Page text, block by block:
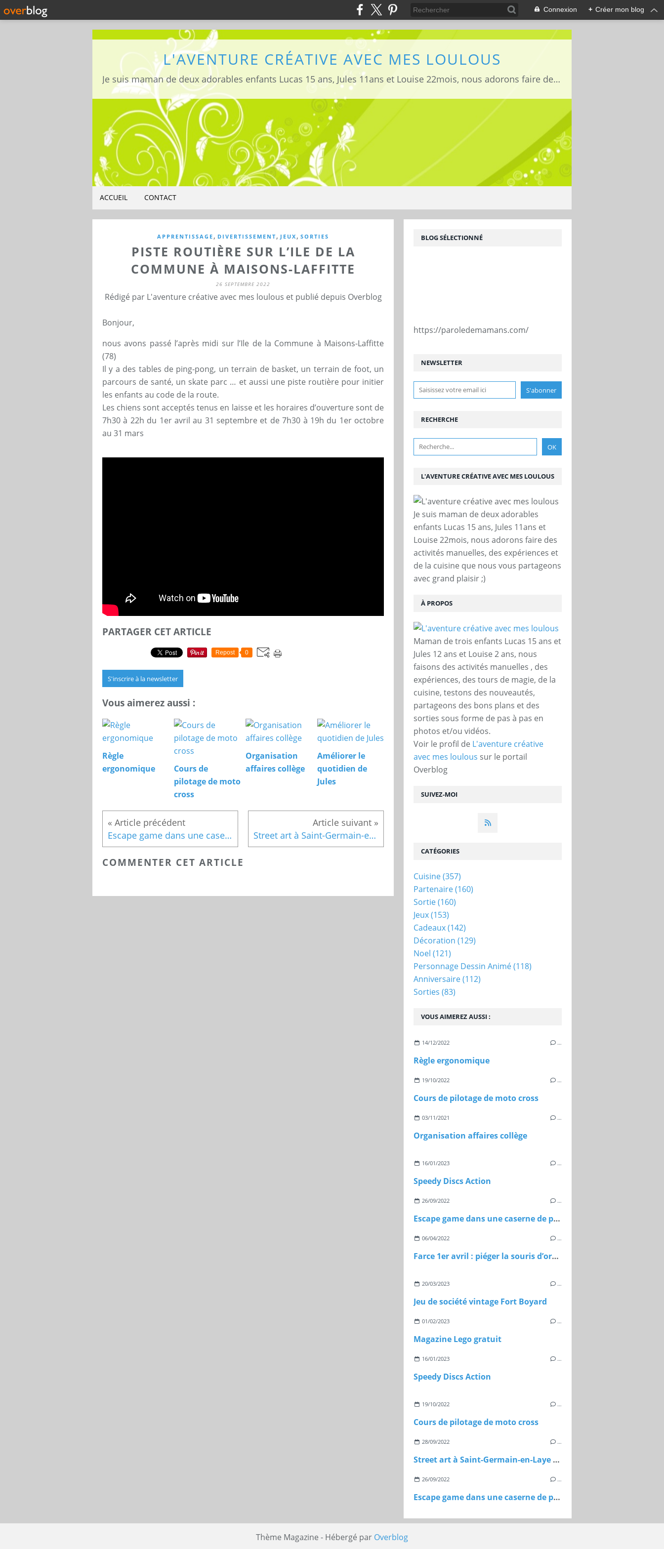
Connexion + Créer mon blog
L'AVENTURE CRÉATIVE AVEC MES LOULOUS
Je suis maman de deux adorables enfants Lucas 15 ans, Jules 11ans et Louise 22mois, nous adorons faire des activités manuelles, des expériences et de la cuisine que nous vous partageons avec grand plaisir ;)
ACCUEIL CONTACT
APPRENTISSAGE , DIVERTISSEMENT, JEUX , SORTIES
PISTE ROUTIÈRE SUR L’ILE DE LA
COMMUNE À MAISONS-LAFFITTE
26 SEPTEMBRE 2022
Rédigé par L'aventure créative avec mes loulous et publié depuis Overblog
Bonjour,
nous avons passé l’après midi sur l’Ile de la Commune à Maisons-Laffitte
(78)
Il y a des tables de ping-pong, un terrain de basket, un terrain de foot, un
parcours de santé, un skate parc … et aussi une piste routière pour initier
les enfants au code de la route.
Les chiens sont acceptés tenus en laisse et les horaires d’ouverture sont de
7h30 à 22h du 1er avril au 31 septembre et de 7h30 à 19h du 1er octobre
au 31 mars
PARTAGER CET ARTICLE
Repost 0
S'inscrire à la newsletter
Vous aimerez aussi :
Règle
ergonomique
Cours de
pilotage de moto
cross
Organisation
affaires collège
Améliorer le
quotidien de
Jules
Escape game dans une caserne de pompiers Street art à Saint-Germain-en-Laye (78)
COMMENTER CET ARTICLE
NEWSLETTER
SUIVEZ-MOI
RECHERCHE
L'AVENTURE CRÉATIVE AVEC MES LOULOUS
Je suis maman de deux adorables
enfants Lucas 15 ans, Jules 11ans et
Louise 22mois, nous adorons faire des
activités manuelles, des expériences et
de la cuisine que nous vous partageons
avec grand plaisir ;)
À PROPOS
Maman de trois enfants Lucas 15 ans et
Jules 12 ans et Louise 2 ans, nous
faisons des activités manuelles , des
expériences, des tours de magie, de la
cuisine, testons des nouveautés,
partageons des bons plans et des
sorties sous forme de pas à pas en
photos et/ou vidéos.
Voir le profil de L'aventure créative
avec mes loulous sur le portail
Overblog
VOUS AIMEREZ AUSSI :
14/12/2022 …
Règle ergonomique
19/10/2022 …
Cours de pilotage de moto cross
03/11/2021 …
Organisation affaires collège
16/01/2023 …
Speedy Discs Action
26/09/2022 …
Escape game dans une caserne de pompiers
06/04/2022 …
Farce 1er avril : piéger la souris d’ordinateur
20/03/2023 …
Jeu de société vintage Fort Boyard
01/02/2023 …
Magazine Lego gratuit
16/01/2023 …
Speedy Discs Action
19/10/2022 …
Cours de pilotage de moto cross
28/09/2022 …
Street art à Saint-Germain-en-Laye (78)
26/09/2022 …
Escape game dans une caserne de pompiers
CATÉGORIES
Cuisine(357)
Partenaire(160)
Sortie(160)
Jeux(153)
Cadeaux(142)
Décoration (129)
Noel (121)
Personnage Dessin Animé(118)
Anniversaire(112)
Sorties (83)
BLOG SÉLECTIONNÉ
https://paroledemamans.com/
Thème Magazine - Hébergé par Overblog